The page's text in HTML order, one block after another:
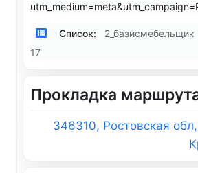
Список:
17
Прокладка
346310, Ростовская